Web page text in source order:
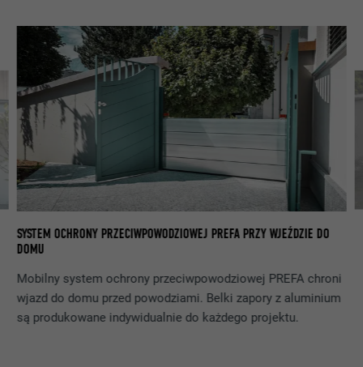
SYSTEM OCHRONY PRZECIWPOWODZIOWEJ PREFA PRZY WJEŹDZIE DO
DOMU
Mobilny system ochrony przeciwpowodziowej PREFA chroni
wjazd do domu przed powodziami. Belki zapory z aluminium
są produkowane indywidualnie do każdego projektu.